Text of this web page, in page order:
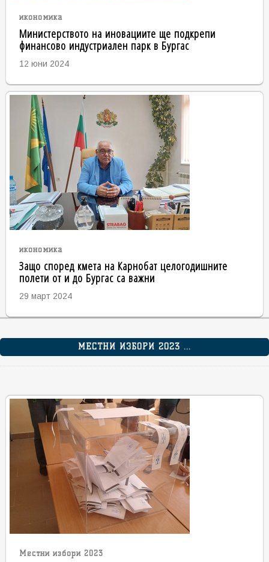
икономика
Министерството на иновациите ще подкрепи
финансово индустриален парк в Бургас
12 юни 2024
икономика
Защо според кмета на Карнобат целогодишните
полети от и до Бургас са важни
29 март 2024
МЕСТНИ ИЗБОРИ 2023 ...
Местни избори 2023